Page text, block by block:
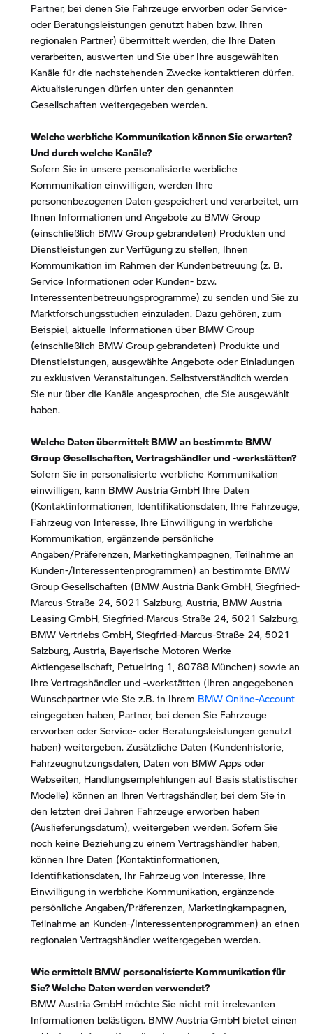
Partner, bei denen Sie Fahrzeuge erworben oder Service-
oder Beratungsleistungen genutzt haben bzw. Ihren
regionalen Partner) übermittelt werden, die Ihre Daten
verarbeiten, auswerten und Sie über Ihre ausgewählten
Kanäle für die nachstehenden Zwecke kontaktieren dürfen.
Aktualisierungen dürfen unter den genannten
Gesellschaften weitergegeben werden.
Welche werbliche Kommunikation können Sie erwarten?
Und durch welche Kanäle?
Sofern Sie in unsere personalisierte werbliche
Kommunikation einwilligen, werden Ihre
personenbezogenen Daten gespeichert und verarbeitet, um
Ihnen Informationen und Angebote zu BMW Group
(einschließlich BMW Group gebrandeten) Produkten und
Dienstleistungen zur Verfügung zu stellen, Ihnen
Kommunikation im Rahmen der Kundenbetreuung (z. B.
Service Informationen oder Kunden- bzw.
Interessentenbetreuungsprogramme) zu senden und Sie zu
Marktforschungsstudien einzuladen. Dazu gehören, zum
Beispiel, aktuelle Informationen über BMW Group
(einschließlich BMW Group gebrandeten) Produkte und
Dienstleistungen, ausgewählte Angebote oder Einladungen
zu exklusiven Veranstaltungen. Selbstverständlich werden
Sie nur über die Kanäle angesprochen, die Sie ausgewählt
haben.
Welche Daten übermittelt BMW an bestimmte BMW
Group Gesellschaften, Vertragshändler und -werkstätten?
Sofern Sie in personalisierte werbliche Kommunikation
einwilligen, kann BMW Austria GmbH Ihre Daten
(Kontaktinformationen, Identifikationsdaten, Ihre Fahrzeuge,
Fahrzeug von Interesse, Ihre Einwilligung in werbliche
Kommunikation, ergänzende persönliche
Angaben/Präferenzen, Marketingkampagnen, Teilnahme an
Kunden-/Interessentenprogrammen) an bestimmte BMW
Group Gesellschaften (BMW Austria Bank GmbH, Siegfried-
Marcus-Straße 24, 5021 Salzburg, Austria, BMW Austria
Leasing GmbH, Siegfried-Marcus-Straße 24, 5021 Salzburg,
BMW Vertriebs GmbH, Siegfried-Marcus-Straße 24, 5021
Salzburg, Austria, Bayerische Motoren Werke
Aktiengesellschaft, Petuelring 1, 80788 München) sowie an
Ihre Vertragshändler und -werkstätten (Ihren angegebenen
Wunschpartner wie Sie z.B. in Ihrem BMW Online-Account
eingegeben haben, Partner, bei denen Sie Fahrzeuge
erworben oder Service- oder Beratungsleistungen genutzt
haben) weitergeben. Zusätzliche Daten (Kundenhistorie,
Fahrzeugnutzungsdaten, Daten von BMW Apps oder
Webseiten, Handlungsempfehlungen auf Basis statistischer
Modelle) können an Ihren Vertragshändler, bei dem Sie in
den letzten drei Jahren Fahrzeuge erworben haben
(Auslieferungsdatum), weitergeben werden. Sofern Sie
noch keine Beziehung zu einem Vertragshändler haben,
können Ihre Daten (Kontaktinformationen,
Identifikationsdaten, Ihr Fahrzeug von Interesse, Ihre
Einwilligung in werbliche Kommunikation, ergänzende
persönliche Angaben/Präferenzen, Marketingkampagnen,
Teilnahme an Kunden-/Interessentenprogrammen) an einen
regionalen Vertragshändler weitergegeben werden.
Wie ermittelt BMW personalisierte Kommunikation für
Sie? Welche Daten werden verwendet?
BMW Austria GmbH möchte Sie nicht mit irrelevanten
Informationen belästigen. BMW Austria GmbH bietet einen